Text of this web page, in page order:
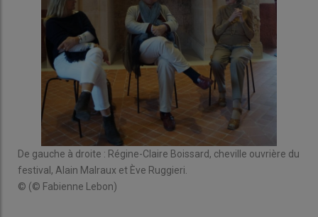
De gauche à droite : Régine-Claire Boissard, cheville ouvrière du
festival, Alain Malraux et Ève Ruggieri.
© (© Fabienne Lebon)